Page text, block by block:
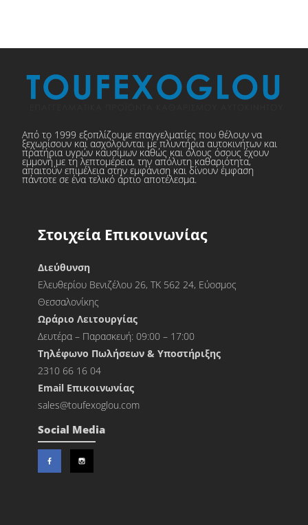
Από το 1999 εξοπλίζουμε επαγγελματίες που θέλουν να
ξεχωρίσουν και ασχολούνται με πλυντήρια αυτοκινήτων και
πρατήρια υγρών καυσίμων καθώς και όλους όσους έχουν
εμμονή με τη λεπτομέρεια, την απόλυτη καθαριότητα,
απαιτούν επιμέλεια στην εμφάνιση και δίνουν έμφαση
πάντοτε σε ένα τελικό άρτιο αποτέλεσμα.
Στοιχεία Επικοινωνίας
Διεύθυνση
Ελευθερίου Βενιζέλου 26, ΤΚ 562 24, Εύοσμος
Θεσσαλονίκης
Ωράριο Λειτουργίας
Δευτέρα – Παρασκευή: 09:00 – 17:00
Τηλέφωνο Πωλήσεων & Υποστήριξης
2310 66 16 04
Εmail Επικοινωνίας
sales@toufexoglou.com
Social Media